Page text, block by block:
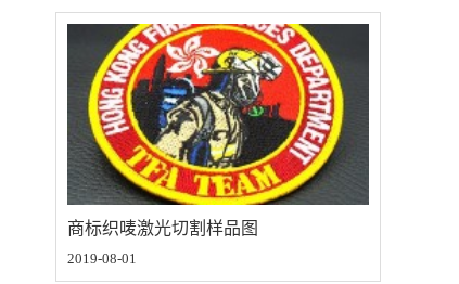
商标织唛激光切割样品图
2019-08-01